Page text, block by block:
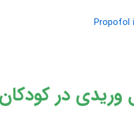
Propofol
وریدی در کودکان